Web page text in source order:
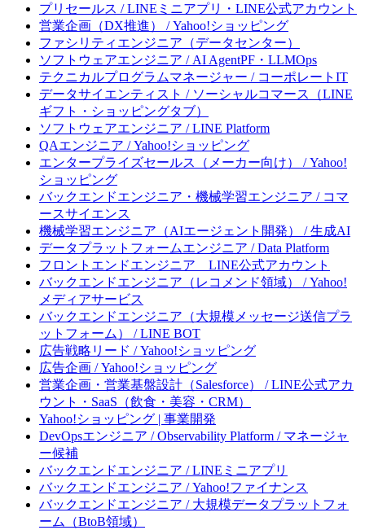
プリセールス / LINEミニアプリ・LINE公式アカウント
営業企画（DX推進） / Yahoo!ショッピング
ファシリティエンジニア（データセンター）
ソフトウェアエンジニア / AI AgentPF・LLMOps
テクニカルプログラムマネージャー / コーポレートIT
データサイエンティスト / ソーシャルコマース（LINE
ギフト・ショッピングタブ）
ソフトウェアエンジニア / LINE Platform
QAエンジニア / Yahoo!ショッピング
エンタープライズセールス（メーカー向け） / Yahoo!
ショッピング
バックエンドエンジニア・機械学習エンジニア / コマ
ースサイエンス
機械学習エンジニア（AIエージェント開発） / 生成AI
データプラットフォームエンジニア / Data Platform
フロントエンドエンジニア LINE公式アカウント
バックエンドエンジニア（レコメンド領域） / Yahoo!
メディアサービス
バックエンドエンジニア（大規模メッセージ送信プラ
ットフォーム） / LINE BOT
広告戦略リード / Yahoo!ショッピング
広告企画 / Yahoo!ショッピング
営業企画・営業基盤設計（Salesforce） / LINE公式アカ
ウント・SaaS（飲食・美容・CRM）
Yahoo!ショッピング | 事業開発
DevOpsエンジニア / Observability Platform / マネージャ
ー候補
バックエンドエンジニア / LINEミニアプリ
バックエンドエンジニア / Yahoo!ファイナンス
バックエンドエンジニア / 大規模データプラットフォ
ーム（BtoB領域）